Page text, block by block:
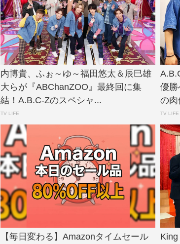
内博貴、ふぉ～ゆ～福田悠太＆辰巳雄
大らが『ABChanZOO』最終回に集
結！A.B.C-Zのスペシャ...
TV LIFE
優
の肉
TV LIFE
【毎日変わる】Amazonタイムセール